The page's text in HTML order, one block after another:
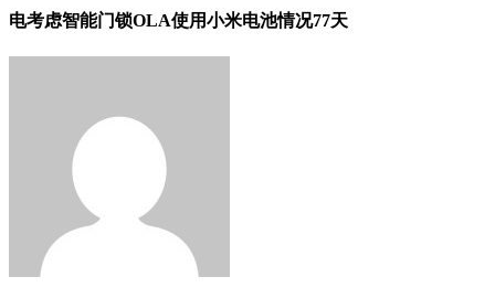
电考虑智能门锁OLA使用小米电池情况77天